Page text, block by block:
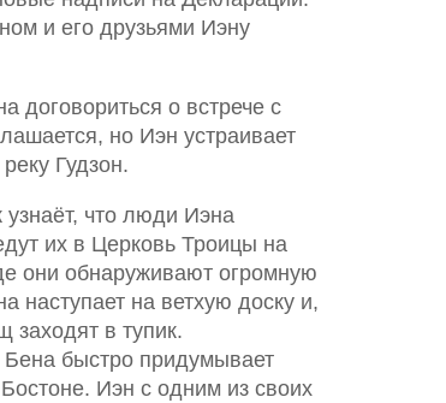
и его друзьями Иэну
договориться о встрече с
но Иэн устраивает
Гудзон.
что люди Иэна
их в Церковь Троицы на
они обнаруживают огромную
на ветхую доску и,
заходят в тупик.
быстро придумывает
Иэн с одним из своих